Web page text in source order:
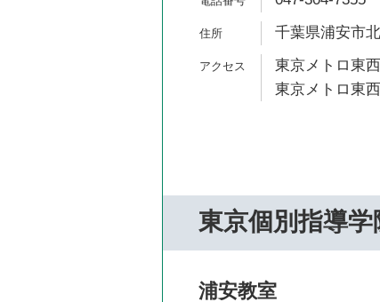
千葉県浦安市
東京メトロ東
東京メトロ東
東京個別指導学
浦安教室